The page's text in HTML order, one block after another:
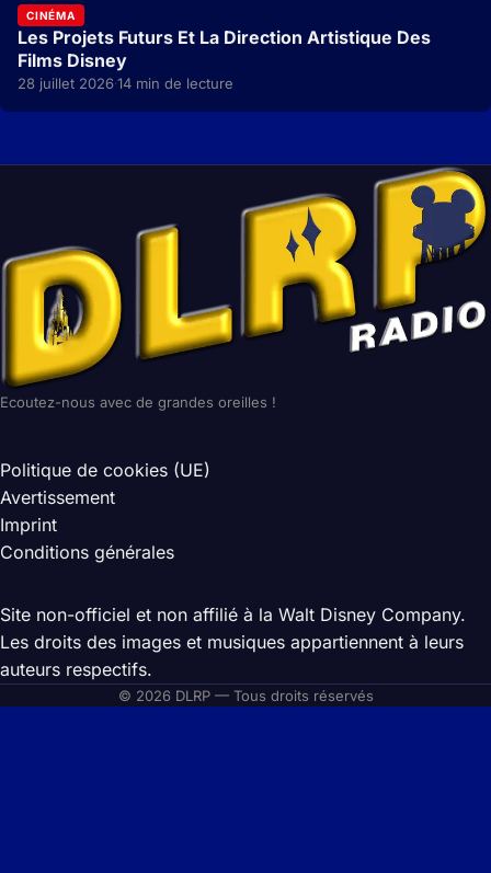
CINÉMA
Les Projets Futurs Et La Direction Artistique Des
Films Disney
28 juillet 2026·14 min de lecture
Ecoutez-nous avec de grandes oreilles !
Politique de cookies (UE)
Avertissement
Imprint
Conditions générales
Site non-officiel et non affilié à la Walt Disney Company.
Les droits des images et musiques appartiennent à leurs
auteurs respectifs.
© 2026 DLRP — Tous droits réservés